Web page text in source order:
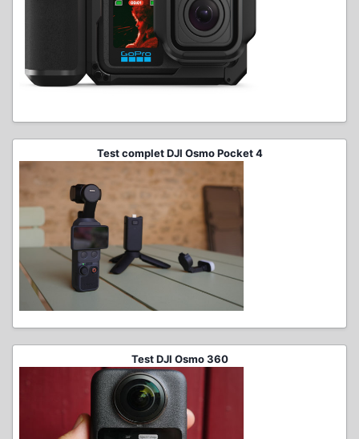
Test complet DJI Osmo Pocket 4
Test DJI Osmo 360